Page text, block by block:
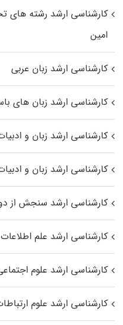
کارشناسی ارشد رﺷﺘﻪ ﻫﺎی
اﻣﻴﻦ
کارشناسی ارشد زبان عربی
کارشناسی ارشد زبان‌ های
کارشناسی ارشد زبان و
کارشناسی ارشد زبان و
کارشناسی ارشد سنجش از
کارشناسی ارشد علم
کارشناسی ارشد علوم
کارشناسی ارشد علوم